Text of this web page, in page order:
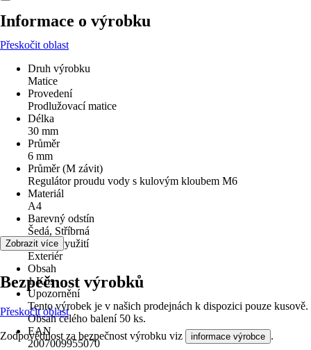
Informace o výrobku
Přeskočit oblast
Druh výrobku
Matice
Provedení
Prodlužovací matice
Délka
30 mm
Průměr
6 mm
Průměr (M závit)
Regulátor proudu vody s kulovým kloubem M6
Materiál
A4
Barevný odstín
Šedá, Stříbrná
Oblast využití
Exteriér
Obsah
1 Kus
Upozornění
Tento výrobek je v našich prodejnách k dispozici pouze kusově.
Obsah celého balení 50 ks.
EAN
2007009955070
Zobrazit více
Bezpečnost výrobků
Přeskočit oblast
Zodpovědnost za bezpečnost výrobku viz informace výrobce .